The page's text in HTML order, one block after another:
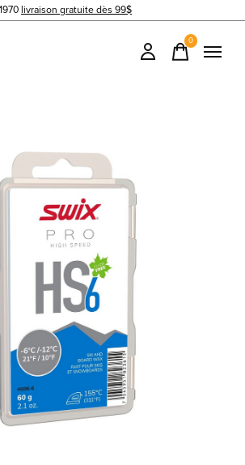
livraison gratuite dès 99$
0items